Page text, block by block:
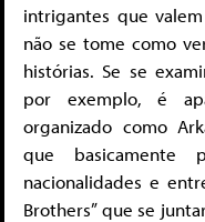
intrigantes que
não se tome como
histórias. Se se
por exemplo, é
organizado como
que basicamente
nacionalidades e
Brothers” que se